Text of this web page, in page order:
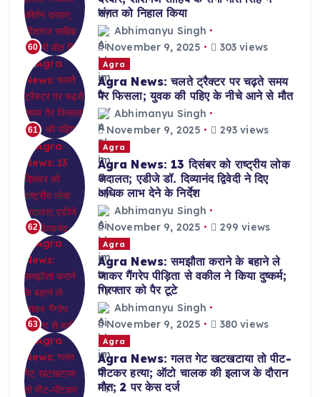
60
संगत को निहाल किया
Abhimanyu Singh
November 9, 2025
303 views
61
Agra
Agra News: चलते ट्रैक्टर पर चढ़ते समय
पैर फिसला; युवक की पहिए के नीचे आने से मौत
Abhimanyu Singh
November 9, 2025
293 views
62
Agra
Agra News: 13 दिसंबर को राष्ट्रीय लोक
अदालत; एडीजे डॉ. दिव्यानंद द्विवेदी ने दिए
अधिक लाभ देने के निर्देश
Abhimanyu Singh
November 9, 2025
299 views
63
Agra
Agra News: समझौता कराने के बहाने ले
जाकर गैंगरेप पीड़िता से वकील ने किया दुष्कर्म;
गिरफ्तार को पैर टूटे
Abhimanyu Singh
November 9, 2025
380 views
Agra
Agra News: गलत गेट खटखटाया तो पीट-
पीटकर हत्या; ऑटो चालक की इलाज के दौरान
मौत; 2 पर केस दर्ज